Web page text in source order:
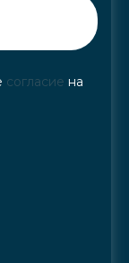
согласие на